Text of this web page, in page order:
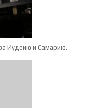
Иудеию и Самарию.